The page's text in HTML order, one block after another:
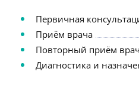
Первичная
Приём врача
Повторный приём
Диагностика и